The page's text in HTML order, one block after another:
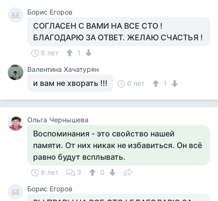
БЕ Борис Егоров
СОГЛАСЕН С ВАМИ НА ВСЕ СТО !
БЛАГОДАРЮ ЗА ОТВЕТ. ЖЕЛАЮ СЧАСТЬЯ !
6 лет
1
Валентина Хачатурян
и вам не хворать !!! 6 лет 1
Ольга Чернышева
Воспоминания - это свойство нашей
памяти. От них никак не избавиться. Он всё
равно будут всплывать.
6 лет 3 0
БЕ Борис Егоров